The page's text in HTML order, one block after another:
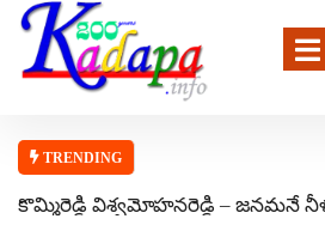
TRENDING
కొమ్మిరెడ్డి విశ్వమోహనరెడ్డి – జనమనే